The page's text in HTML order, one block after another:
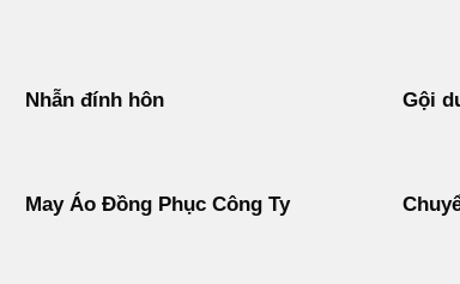
Nhẫn đính hôn Gội
May Áo Đồng Phục Công Ty